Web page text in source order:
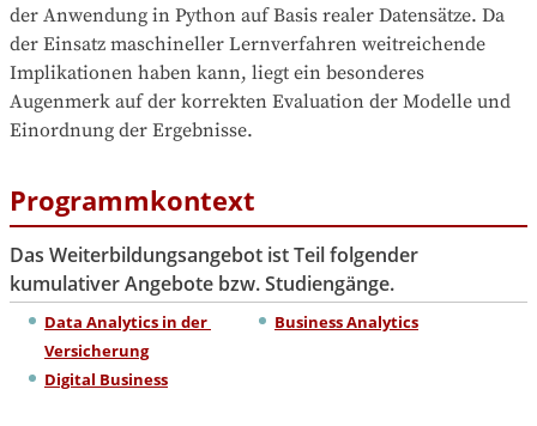
der Anwendung in Python auf Basis realer Datensätze. Da
der Einsatz maschineller Lernverfahren weitreichende
Implikationen haben kann, liegt ein besonderes
Augenmerk auf der korrekten Evaluation der Modelle und
Einordnung der Ergebnisse.
Programmkontext
Das Weiterbildungsangebot ist Teil folgender
kumulativer Angebote bzw. Studiengänge.
Data Analytics in der
Versicherung
Business Analytics
Digital Business